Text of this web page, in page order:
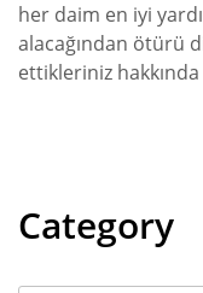
her daim en iyi
alacağından ötürü
ettikleriniz
Category